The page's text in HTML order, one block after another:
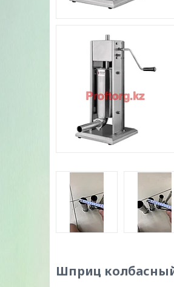
Шприц